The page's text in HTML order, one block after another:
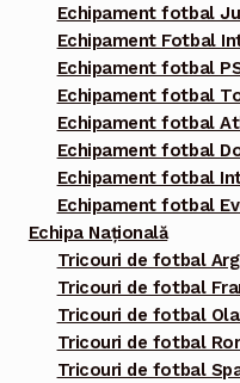
Echipament fotbal
Echipament Fotbal
Echipament fotbal
Echipament fotbal
Echipament fotbal
Echipament fotbal
Echipament fotbal
Echipament fotbal
Echipa Națională
Tricouri de fotbal
Tricouri de fotbal
Tricouri de fotbal
Tricouri de fotbal
Tricouri de fotbal